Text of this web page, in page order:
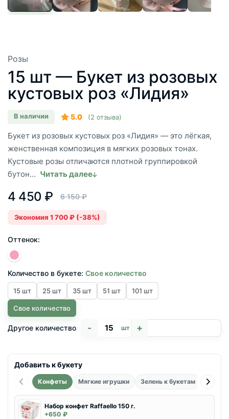
Розы
15 шт — Букет из розовых
кустовых роз «Лидия»
В наличии 5.0 (2 отзыва)
Букет из розовых кустовых роз «Лидия» — это лёгкая,
женственная композиция в мягких розовых тонах.
Кустовые розы отличаются плотной группировкой
бутон... Читать далее
4 450 ₽ 6 150 ₽
Экономия 1 700 ₽ (-38%)
Оттенок:
Количество в букете: Свое количество
15 шт 25 шт 35 шт 51 шт 101 шт
Свое количество
Другое количество - шт +
Добавить к букету
Конфеты Мягкие игрушки Зелень к букетам
Набор конфет Raffaello 150 г.
+650 ₽